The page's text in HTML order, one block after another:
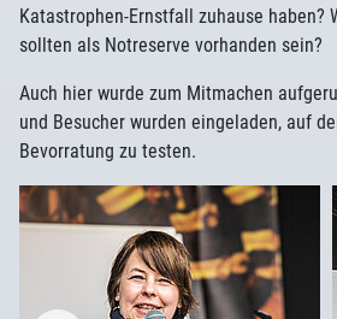
Katastrophen-Ernstfall zuhause haben?
sollten als Notreserve vorhanden sein?
Auch hier wurde zum Mitmachen
und Besucher wurden eingeladen, auf
Bevorratung zu testen.